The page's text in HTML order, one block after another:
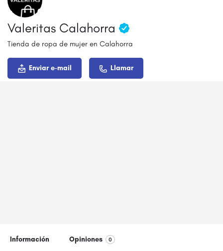
Valeritas Calahorra
Tienda de ropa de mujer en Calahorra
Enviar e-mail Llamar
Información Opiniones 0